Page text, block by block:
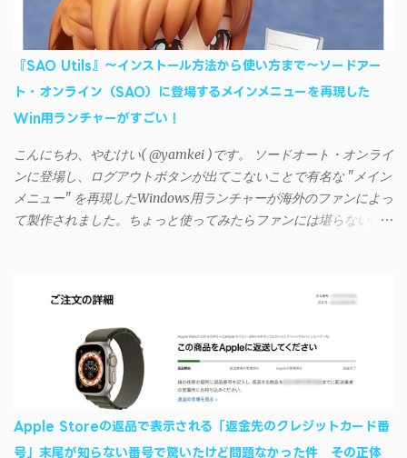
て同期ができないという声を多数見かけるようになった。 具体
的には、PC側のiSyncrアプリで設定したパスワードをAndroidアプ
リに入力しようとすると、入力したパスワードが保存されず、い
つまでたっても再度入力を促されるというもの。 この不具合を
回避するには、次の手順が有効だ。 Androidデバイスの言語を英語
に設定する （念のため）再起動する iSyncrでパスワードを入力す
すれば完了 一度この手順を施せば、言語設定は日本語に戻して
もOKだ。これでWi-Fiを使った同期機能が使えるようになる。USB
接続による同期については、アプリに根本的な不具合が発生して
おり、現時点で使えないようだ。諦めよう。 今回の不具合につ
iSyncrを活用することで、Androidデバイスでもレート機能や再生
ートフォンに移行したい場合に役立つはずだ。
『SAO Utils』～インストール方法から使い方まで～ソードアー
ト・オンライン（SAO）に登場するメインメニューを再現した
Win用ランチャーがすごい！
こんにちわ、やむけい( @yamkei )です。 ソードオート・オンライ
ンに登場し、ログアウトボタンが出てこないことで有名な "メイン
メニュー" を再現したWindows用ランチャーが海外のファンによっ
て製作されました。ちょっと使ってみたらファンには堪らないほ
す・・・。カッコイイ！！ 開発ページ（英語） gpbeta.com - The
SAO Utilities Project – development log インストール（導入）手順
1. 開発ページ のDownloadsの項目から自分のOSにあったファイル
をダウンロードする。 Windows（Windows2000, XP, Vista, Win7,
Win8）に対応です。 （ ◆自分のパソコンが 32 ビット版か 64 ビッ
ト版かを確認したい ） 2.ダウンロードしたファイルを解凍後、
（自分はProgram Filesの中に移動させちゃいました）フォルダの
Apple Storeの返品で表示される「返金先のクレジットカード番
号」末尾が知らない番号で驚いたけど問題なかった件 その正体